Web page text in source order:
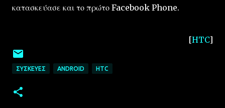
κατασκεύασε και το πρώτο Facebook Phone.
[HTC]
ΣΥΣΚΕΥΈΣ ANDROID HTC